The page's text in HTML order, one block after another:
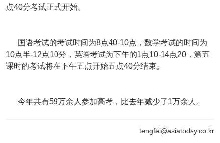
点40分考试正式开始。
国语考试的考试时间为8点40-10点，数学考试的时间为
10点半-12点10分，英语考试为下午的1点10-14点20，第五
课时的考试将在下午五点开始五点40分结束。
今年共有59万余人参加高考，比去年减少了1万余人。
tengfei@asiatoday.co.kr